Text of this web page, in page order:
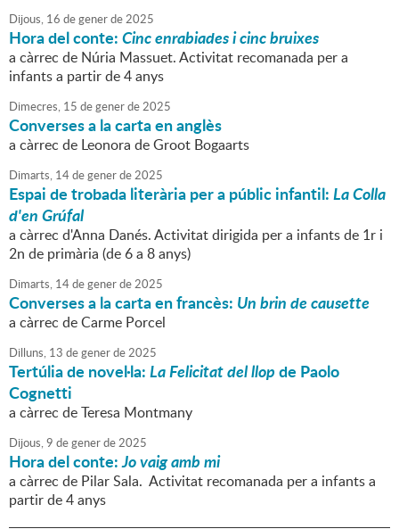
Dijous, 16 degenerde2025
Hora del conte:Cinc enrabiades i cinc bruixes
a càrrec de Núria Massuet. Activitat recomanada per a
infants a partir de 4 anys
Dimecres, 15 degenerde2025
Converses a la carta en anglès
a càrrec de Leonora de Groot Bogaarts
Dimarts, 14degenerde2025
Espai de trobada literària per a públic infantil:La Colla
d'en Grúfal
a càrrec d'Anna Danés. Activitat dirigida per a infants de 1r i
2n de primària (de 6 a 8 anys)
Dimarts, 14degenerde2025
Converses a la carta en francès: Un brin de causette
a càrrec de Carme Porcel
Dilluns, 13 degenerde2025
Tertúlia de novel·la:La Felicitat del llopde Paolo
Cognetti
a càrrec de Teresa Montmany
Dijous,9 degenerde2025
Hora del conte:Jo vaig amb mi
a càrrec de Pilar Sala. Activitat recomanada per a infants a
partir de 4 anys